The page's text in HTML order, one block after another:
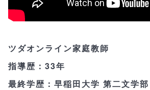
ツダオンライン家庭教師
指導歴：33年
最終学歴：早稲田大学 第二文学